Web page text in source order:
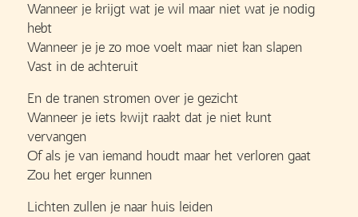
Wanneer je krijgt wat je wil maar niet wat je nodig
hebt
Wanneer je je zo moe voelt maar niet kan slapen
Vast in de achteruit
En de tranen stromen over je gezicht
Wanneer je iets kwijt raakt dat je niet kunt
vervangen
Of als je van iemand houdt maar het verloren gaat
Zou het erger kunnen
Lichten zullen je naar huis leiden